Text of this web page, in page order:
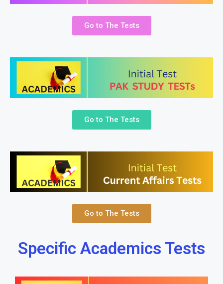
Go to The Tests
Go to The Tests
Go to The Tests
Specific Academics Tests